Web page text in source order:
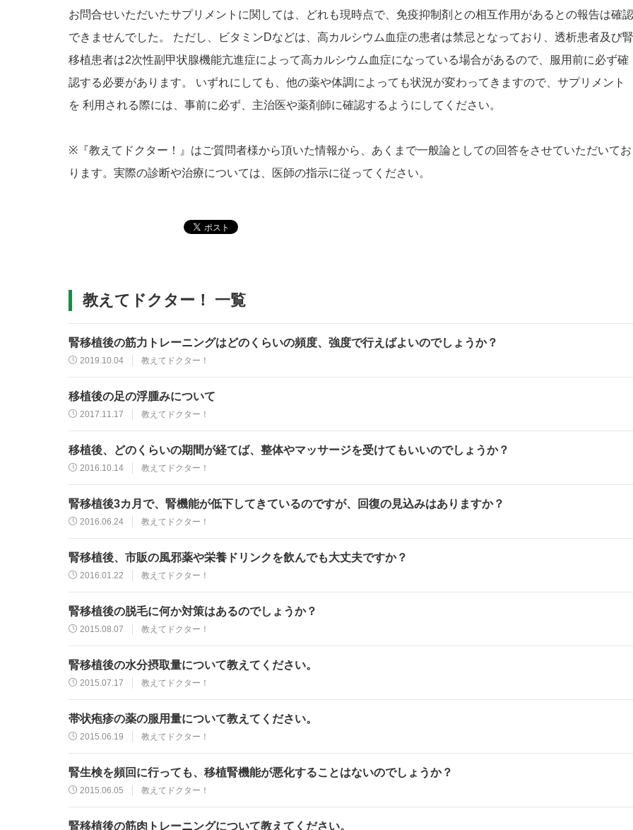
お問合せいただいたサプリメントに関しては、どれも現時点で、免疫抑制剤との相互作用があるとの報告は確
できませんでした。 ただし、ビタミンDなどは、高カルシウム血症の患者は禁忌となっており、透析患者及び
移植患者は2次性副甲状腺機能亢進症によって高カルシウム血症になっている場合があるので、服用前に必ず確
認する必要があります。 いずれにしても、他の薬や体調によっても状況が変わってきますので、サプリメント
を 利用される際には、事前に必ず、主治医や薬剤師に確認するようにしてください。
※『教えてドクター！』はご質問者様から頂いた情報から、あくまで一般論としての回答をさせていただいてお
ります。実際の診断や治療については、医師の指示に従ってください。
教えてドクター！ 一覧
腎移植後の筋力トレーニングはどのくらいの頻度、強度で行えばよいのでしょうか？
2019.10.04 教えてドクター！
移植後の足の浮腫みについて
2017.11.17 教えてドクター！
移植後、どのくらいの期間が経てば、整体やマッサージを受けてもいいのでしょうか？
2016.10.14 教えてドクター！
腎移植後3カ月で、腎機能が低下してきているのですが、回復の見込みはありますか？
2016.06.24 教えてドクター！
腎移植後、市販の風邪薬や栄養ドリンクを飲んでも大丈夫ですか？
2016.01.22 教えてドクター！
腎移植後の脱毛に何か対策はあるのでしょうか？
2015.08.07 教えてドクター！
腎移植後の水分摂取量について教えてください。
2015.07.17 教えてドクター！
帯状疱疹の薬の服用量について教えてください。
2015.06.19 教えてドクター！
腎生検を頻回に行っても、移植腎機能が悪化することはないのでしょうか？
2015.06.05 教えてドクター！
腎移植後の筋肉トレーニングについて教えてください。